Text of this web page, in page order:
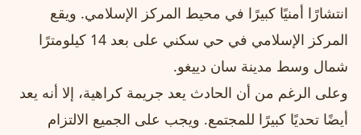
انتشارًا أمنيًا كبيرًا في محيط المركز الإسلامي. ويقع
المركز الإسلامي في حي سكني على بعد 14 كيلومترًا
شمال وسط مدينة سان دييغو.
وعلى الرغم من أن الحادث يعد جريمة كراهية، إلا أنه يعد
أيضًا تحديًا كبيرًا للمجتمع. ويجب على الجميع الالتزام